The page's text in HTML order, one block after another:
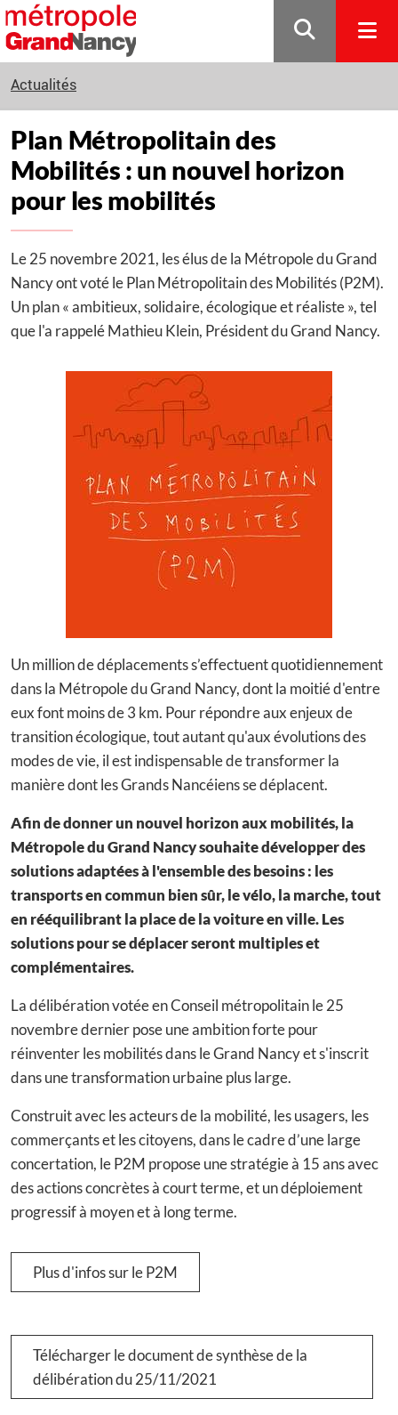
Gestion de vos préférences sur les cookies
Actualités
Plan Métropolitain des
Mobilités : un nouvel horizon
pour les mobilités
Le 25 novembre 2021, les élus de la Métropole du Grand
Nancy ont voté le Plan Métropolitain des Mobilités (P2M).
Un plan « ambitieux, solidaire, écologique et réaliste », tel
que l'a rappelé Mathieu Klein, Président du Grand Nancy.
Un million de déplacements s’effectuent quotidiennement
dans la Métropole du Grand Nancy, dont la moitié d'entre
eux font moins de 3 km. Pour répondre aux enjeux de
transition écologique, tout autant qu'aux évolutions des
modes de vie, il est indispensable de transformer la
manière dont les Grands Nancéiens se déplacent.
Afin de donner un nouvel horizon aux mobilités, la
Métropole du Grand Nancy souhaite développer des
solutions adaptées à l'ensemble des besoins : les
transports en commun bien sûr, le vélo, la marche, tout
en rééquilibrant la place de la voiture en ville. Les
solutions pour se déplacer seront multiples et
complémentaires.
La délibération votée en Conseil métropolitain le 25
novembre dernier pose une ambition forte pour
réinventer les mobilités dans le Grand Nancy et s'inscrit
dans une transformation urbaine plus large.
Construit avec les acteurs de la mobilité, les usagers, les
commerçants et les citoyens, dans le cadre d’une large
concertation, le P2M propose une stratégie à 15 ans avec
des actions concrètes à court terme, et un déploiement
progressif à moyen et à long terme.
Plus d'infos sur le P2M
Télécharger le document de synthèse de la
délibération du 25/11/2021